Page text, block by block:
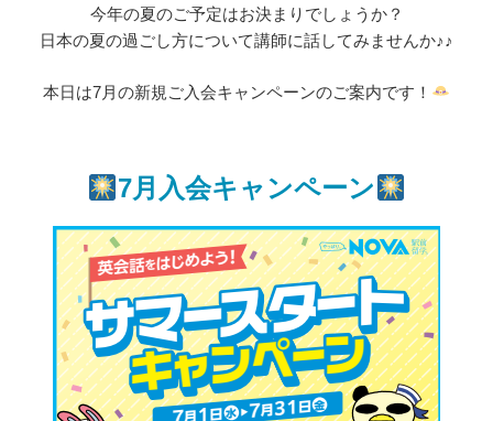
今年の夏のご予定はお決まりでしょうか？
日本の夏の過ごし方について講師に話してみませんか♪♪
本日は7月の新規ご入会キャンペーンのご案内です！
7月入会キャンペーン